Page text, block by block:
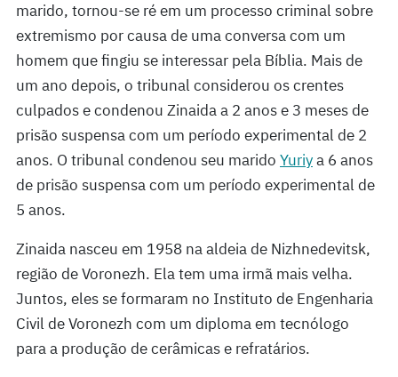
marido, tornou-se ré em um processo criminal sobre
extremismo por causa de uma conversa com um
homem que fingiu se interessar pela Bíblia. Mais de
um ano depois, o tribunal considerou os crentes
culpados e condenou Zinaida a 2 anos e 3 meses de
prisão suspensa com um período experimental de 2
anos. O tribunal condenou seu marido Yuriya 6 anos
de prisão suspensa com um período experimental de
5 anos.
Zinaida nasceu em 1958 na aldeia de Nizhnedevitsk,
região de Voronezh. Ela tem uma irmã mais velha.
Juntos, eles se formaram no Instituto de Engenharia
Civil de Voronezh com um diploma em tecnólogo
para a produção de cerâmicas e refratários.